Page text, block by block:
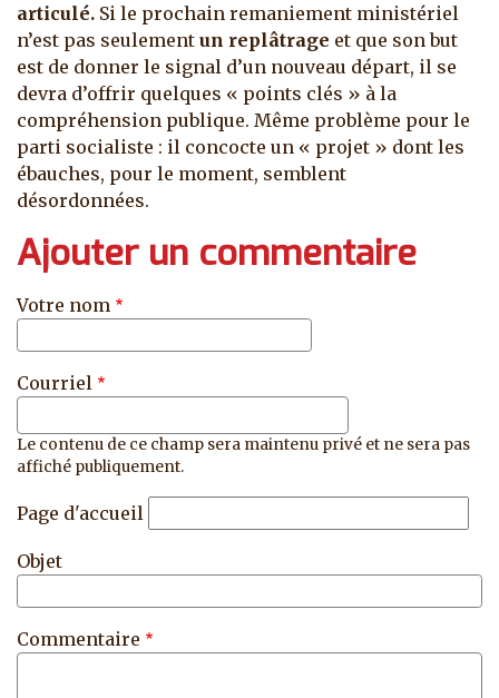
articulé. Si le prochain remaniement ministériel
n’est pas seulement un replâtrage et que son but
est de donner le signal d’un nouveau départ, il se
devra d’offrir quelques « points clés » à la
compréhension publique. Même problème pour le
parti socialiste : il concocte un « projet » dont les
ébauches, pour le moment, semblent
désordonnées.
Ajouter un commentaire
Votre nom
Courriel
Le contenu de ce champ sera maintenu privé et ne sera pas
affiché publiquement.
Page d'accueil
Objet
Commentaire